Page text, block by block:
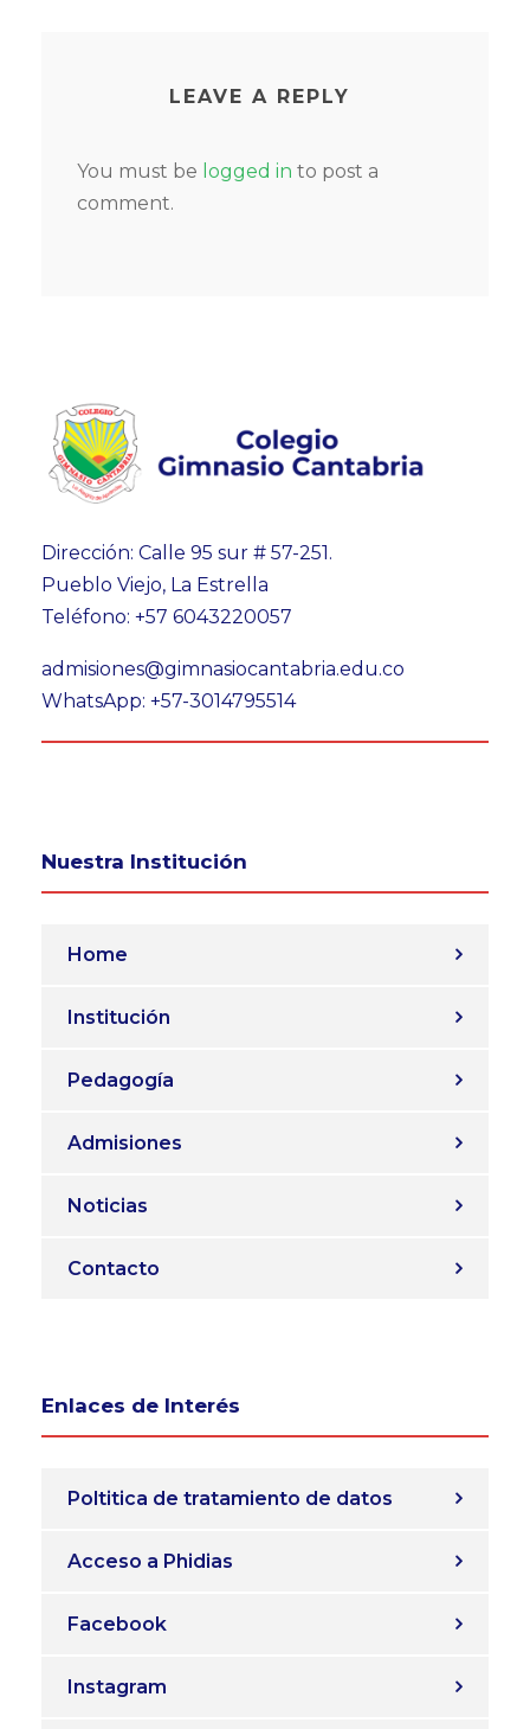
LEAVE A REPLY
You must be logged in to post a
comment.
Dirección: Calle 95 sur # 57-251.
Pueblo Viejo, La Estrella
Teléfono: +57 6043220057
admisiones@gimnasiocantabria.edu.co
WhatsApp: +57-3014795514
Nuestra Institución
Home
Institución
Pedagogía
Admisiones
Noticias
Contacto
Enlaces de Interés
Poltitica de tratamiento de datos
Acceso a Phidias
Facebook
Instagram